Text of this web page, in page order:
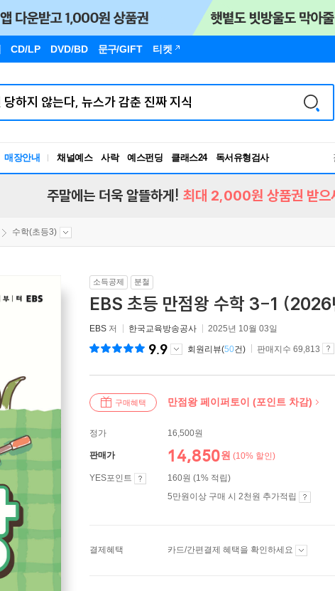
CD/LP DVD/BD 문구/GIFT 티켓
매장안내 채널예스 사락 예스펀딩 클래스24
독서유형검사
RBTI Lab
주말에는 더욱 알뜰하게! 최대 2,000원 상품권 받으
수학(초등3)
소득공제 분철
EBS 초등 만점왕 수학 3-1
EBS 저 한국교육방송공사 2025년 10월 03일
9.9 회원리뷰(50건) 판매지수 69,813
구매혜택 만점왕 페이퍼토이 (포인트 차감)
정가 16,500원
판매가 14,850원 (10% 할인)
YES포인트
160원 (1% 적립)
5만원이상 구매 시 2천원 추가적립
결제혜택 카드/간편결제 혜택을 확인하세요